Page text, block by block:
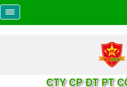
CTY CP ĐT PT